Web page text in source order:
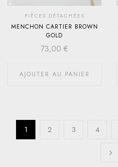
PIÈCES DÉTACHÉES
MENCHON CARTIER BROWN
GOLD
73,00 €
AJOUTER AU PANIER
1 2 3 4